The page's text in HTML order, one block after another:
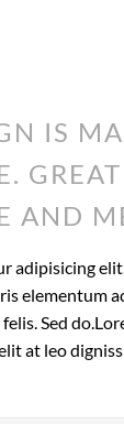
IS
AND
adipisicing
elementum
Sed
at leo